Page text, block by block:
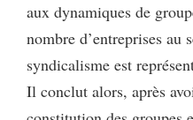
aux dynamiques de
nombre d’entreprises au
syndicalisme est
Il conclut alors, après